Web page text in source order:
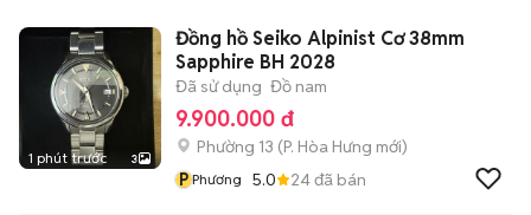
1 phút trước 3
Đồng hồ Seiko Alpinist Cơ 38mm
Sapphire BH 2028
Đã sử dụng Đồ nam
9.900.000 đ
Phường 13 (P. Hòa Hưng mới)
P Phương 5.0 24đã bán